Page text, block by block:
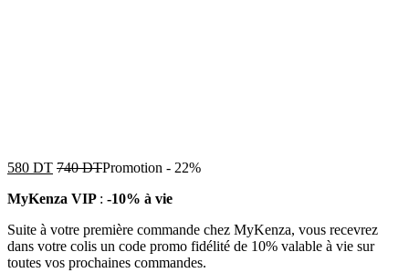
580 DT 740DTPromotion - 22%
MyKenza VIP : -10% à vie
Suite à votre première commande chez MyKenza, vous recevrez
dans votre colis un code promo fidélité de 10% valable à vie sur
toutes vos prochaines commandes.